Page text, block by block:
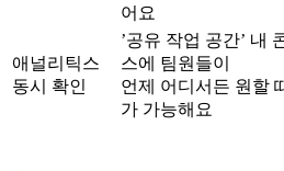
어요
애널리틱스
동시 확인
’공유 작업 공간’ 내
스에 팀원들이
언제 어디서든 원할
가 가능해요